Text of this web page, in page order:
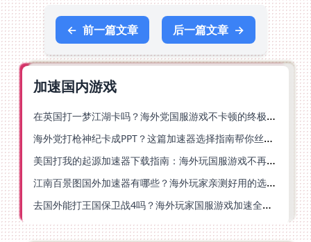
← 前一篇文章 后一篇文章 →
加速国内游戏
在英国打一梦江湖卡吗？海外党国服游戏不卡顿的终极解法
海外党打枪神纪卡成PPT？这篇加速器选择指南帮你丝滑上分
美国打我的起源加速器下载指南：海外玩国服游戏不再卡的终极方案
江南百景图国外加速器有哪些？海外玩家亲测好用的选择与避坑指南
去国外能打王国保卫战4吗？海外玩家国服游戏加速全攻略（附公主连结幻想江湖实测）